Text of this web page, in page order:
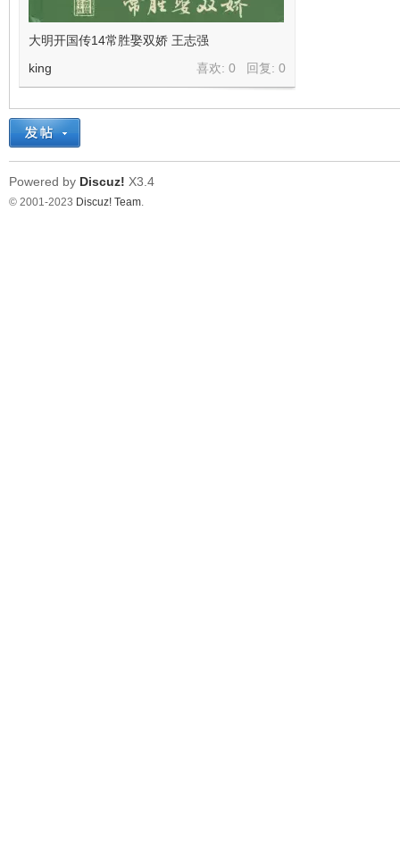
大明开国传14常胜娶双娇 王志强
喜欢: 0 回复: 0
king
Powered by Discuz! X3.4
© 2001-2023 Discuz! Team.